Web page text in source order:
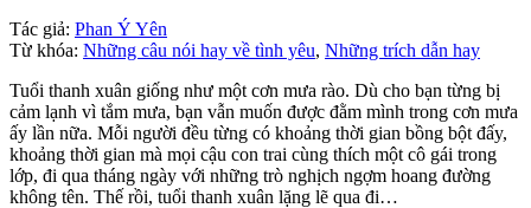
Tác giả: Phan Ý Yên
Từ khóa: Những câu nói hay về tình yêu, Những trích dẫn hay
Tuổi thanh xuân giống như một cơn mưa rào. Dù cho bạn từng bị
cảm lạnh vì tắm mưa, bạn vẫn muốn được đằm mình trong cơn mưa
ấy lần nữa. Mỗi người đều từng có khoảng thời gian bồng bột đấy,
khoảng thời gian mà mọi cậu con trai cùng thích một cô gái trong
lớp, đi qua tháng ngày với những trò nghịch ngợm hoang đường
không tên. Thế rồi, tuổi thanh xuân lặng lẽ qua đi…